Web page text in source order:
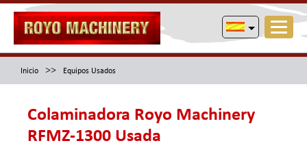
Inicio >> Equipos Usados
Colaminadora Royo Machinery
RFMZ-1300 Usada